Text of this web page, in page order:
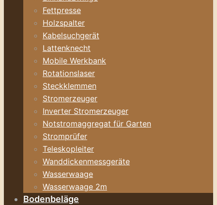
Fettpresse
Holzspalter
Kabelsuchgerät
Lattenknecht
Mobile Werkbank
Rotationslaser
Steckklemmen
Stromerzeuger
Inverter Stromerzeuger
Notstromaggregat für Garten
Stromprüfer
Teleskopleiter
Wanddickenmessgeräte
Wasserwaage
Wasserwaage 2m
Bodenbeläge